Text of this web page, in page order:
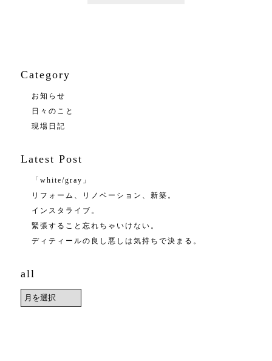
Category
お知らせ
日々のこと
現場日記
Latest Post
「white/gray」
リフォーム、リノベーション、新築。
インスタライブ。
緊張すること忘れちゃいけない。
ディティールの良し悪しは気持ちで決まる。
all